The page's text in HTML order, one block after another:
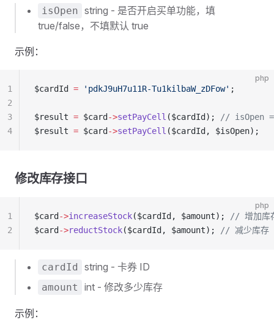
isOpen string - 是否开启买单功能，填
true/false，不填默认 true
示例：
php
$cardId = 'pdkJ9uH7u11R-Tu1kilbaW_zDFow' ;
$result = $card ->setPayCell ($cardId);
// isOpen
$result = $card ->setPayCell ($cardId, $isOpen);
1
2
3
4
修改库存接口
php
$card ->increaseStock($cardId, $amount);
// 增加库
$card ->reductStock($cardId, $amount); // 减少库存
1
2
cardId string - 卡券 ID
amount int - 修改多少库存
示例：